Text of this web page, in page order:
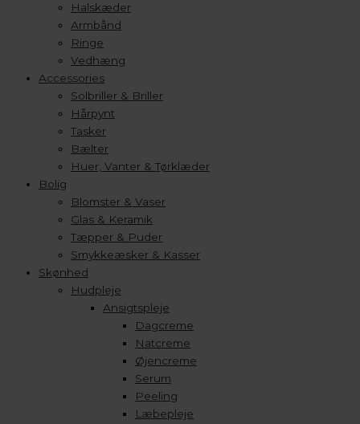
Halskæder
Armbånd
Ringe
Vedhæng
Accessories
Solbriller & Briller
Hårpynt
Tasker
Bælter
Huer, Vanter & Tørklæder
Bolig
Blomster & Vaser
Glas & Keramik
Tæpper & Puder
Smykkeæsker & Kasser
Skønhed
Hudpleje
Ansigtspleje
Dagcreme
Natcreme
Øjencreme
Serum
Peeling
Læbepleje